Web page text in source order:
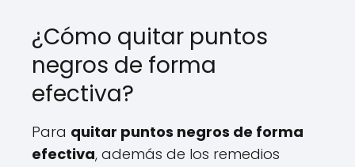
¿Cómo quitar puntos
negros de forma
efectiva?
Para quitar puntos negros de forma
efectiva, además de los remedios